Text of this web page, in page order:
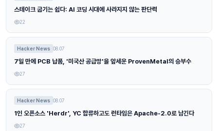
스테이크 굽기는 쉽다: AI 코딩 시대에 사라지지 않는 판단력
22
Hacker News 08.07
7일 만에 PCB 납품, '미국산 공급망'을 앞세운 ProvenMetal의 승부수
27
Hacker News 08.07
1인 오픈소스 'Herdr', YC 합류하고도 런타임은 Apache-2.0로 남긴다
27